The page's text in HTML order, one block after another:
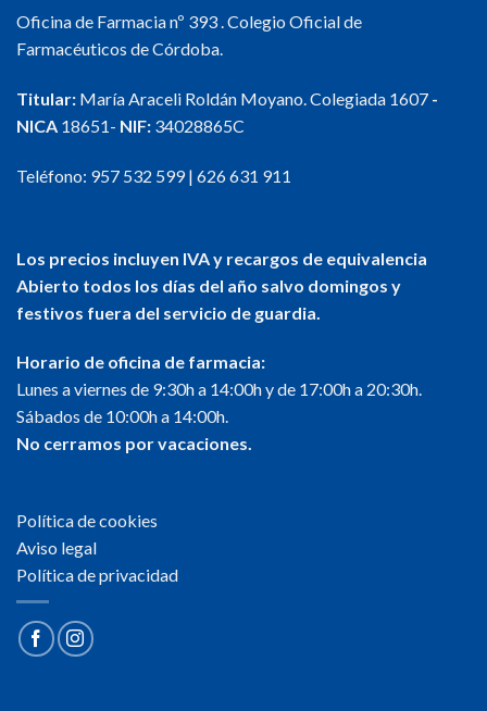
Oficina de Farmacia nº 393 . Colegio Oficial de
Farmacéuticos de Córdoba.
Titular: María Araceli Roldán Moyano. Colegiada 1607 -
NICA 18651- NIF: 34028865C
Teléfono: 957 532 599| 626 631 911
Los precios incluyen IVA y recargos de equivalencia
Abierto todos los días del año salvo domingos y
festivos fuera del servicio de guardia.
Horario de oficina de farmacia:
Lunes a viernes de 9:30h a 14:00h y de 17:00h a 20:30h.
Sábados de 10:00h a 14:00h.
No cerramos por vacaciones.
Política de cookies
Aviso legal
Política de privacidad